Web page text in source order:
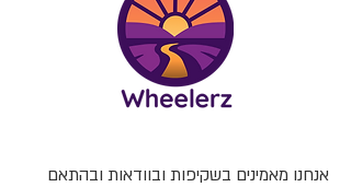
אנחנו מאמינים בשקיפות ובוודאות ובהתאם